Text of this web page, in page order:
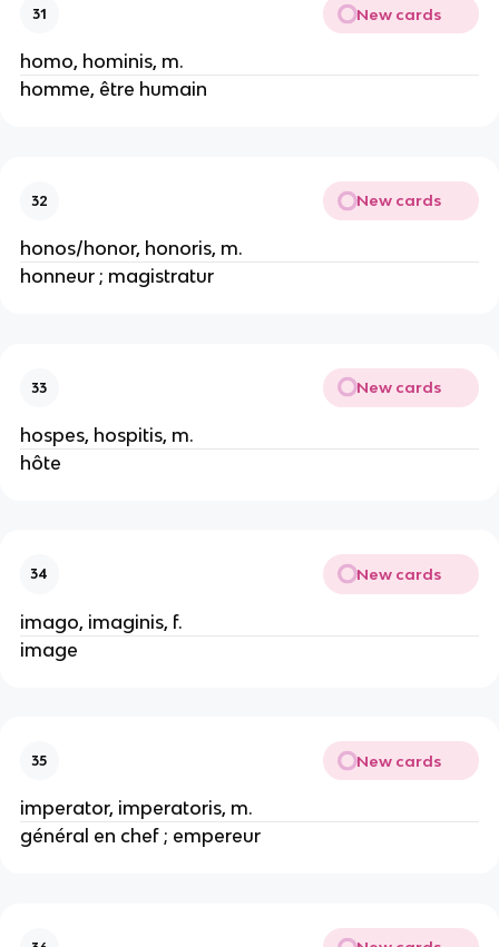
31 New cards
homo, hominis, m.
homme, être humain
32 New cards
honos/honor, honoris, m.
honneur ; magistratur
33 New cards
hospes, hospitis, m.
hôte
34 New cards
imago, imaginis, f.
image
35 New cards
imperator, imperatoris, m.
général en chef ; empereur